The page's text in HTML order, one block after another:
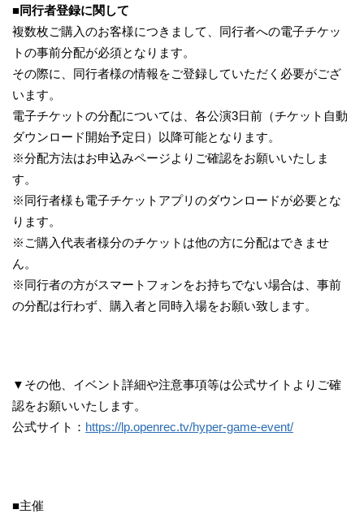
■同行者登録に関して
複数枚ご購入のお客様につきまして、同行者への電子チケッ
トの事前分配が必須となります。
その際に、同行者様の情報をご登録していただく必要がござ
います。
電子チケットの分配については、各公演3日前（チケット自動
ダウンロード開始予定日）以降可能となります。
※分配方法はお申込みページよりご確認をお願いいたしま
す。
※同行者様も電子チケットアプリのダウンロードが必要とな
ります。
※ご購入代表者様分のチケットは他の方に分配はできませ
ん。
※同行者の方がスマートフォンをお持ちでない場合は、事前
の分配は行わず、購入者と同時入場をお願い致します。
▼その他、イベント詳細や注意事項等は公式サイトよりご確
認をお願いいたします。
公式サイト： https://lp.openrec.tv/hyper-game-event/
■主催